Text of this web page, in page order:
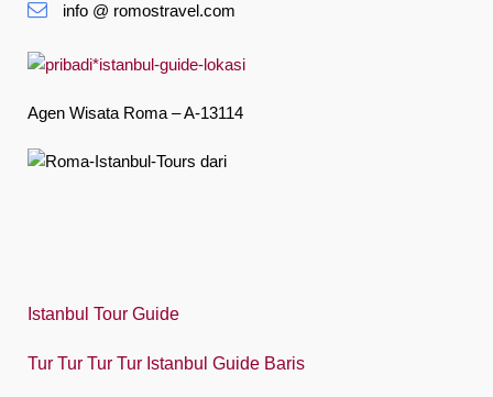
Suomi
Français
Italiano
info @ romostravel.com
Agen Wisata Roma – A-13114
Istanbul Tour Guide
Tur Tur Tur Tur Istanbul Guide Baris